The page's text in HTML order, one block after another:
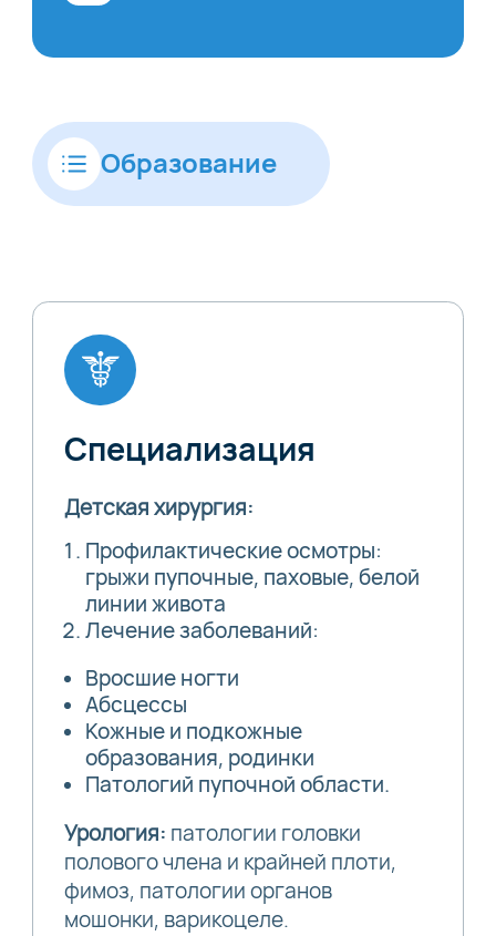
Образование
Специализация
Детская хирургия:
Профилактические осмотры:
грыжи пупочные, паховые, белой
линии живота
Лечение заболеваний:
Вросшие ногти
Абсцессы
Кожные и подкожные
образования, родинки
Патологий пупочной области.
Урология: патологии головки
полового члена и крайней плоти,
фимоз, патологии органов
мошонки, варикоцеле.